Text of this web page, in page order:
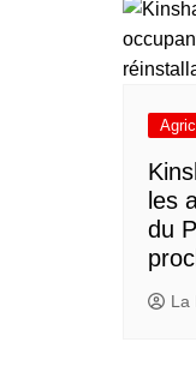
les
du
La